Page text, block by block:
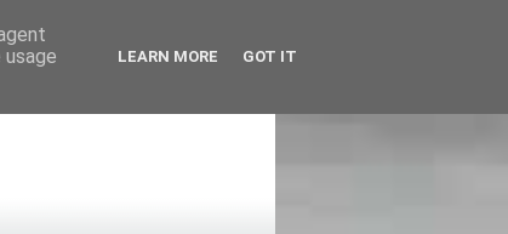
LEARN MORE GOT IT